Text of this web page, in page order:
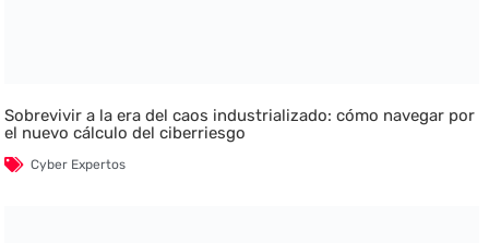
Sobrevivir a la era del caos industrializado: cómo navegar por
el nuevo cálculo del ciberriesgo
Cyber Expertos